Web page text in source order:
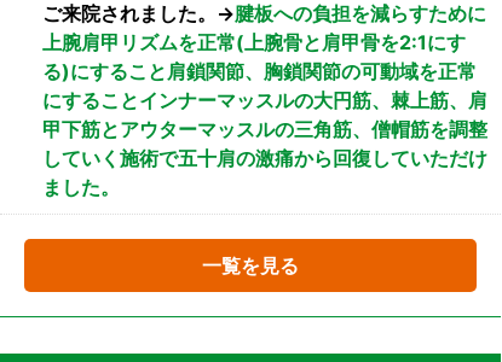
ご来院されました。→腱板への負担を減らすために
上腕肩甲リズムを正常(上腕骨と肩甲骨を2:1にす
る)にすること肩鎖関節、胸鎖関節の可動域を正常
にすることインナーマッスルの大円筋、棘上筋、肩
甲下筋とアウターマッスルの三角筋、僧帽筋を調整
していく施術で五十肩の激痛から回復していただけ
ました。
一覧を見る